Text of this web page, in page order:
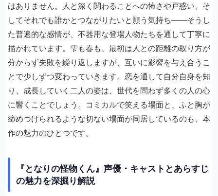
はありません。人と深く関わることへの怖さや戸惑い、そ
してそれでも誰かとつながりたいと願う気持ち——そうし
た普遍的な感情が、不器用な登場人物たちを通して丁寧に
描かれています。雫も春も、最初は人との距離の取り方が
分からず失敗を繰り返しますが、互いに影響を与え合うこ
とで少しずつ変わっていきます。恋を通して自分自身を知
り、成長していく二人の姿は、世代を問わず多くの人の心
に響くことでしょう。コミカルで笑える場面と、ふと胸が
締めつけられるような切ない場面が同居しているのも、本
作の魅力のひとつです。
『となりの怪物くん』声優・キャストとあらすじ
の魅力を深掘り解説